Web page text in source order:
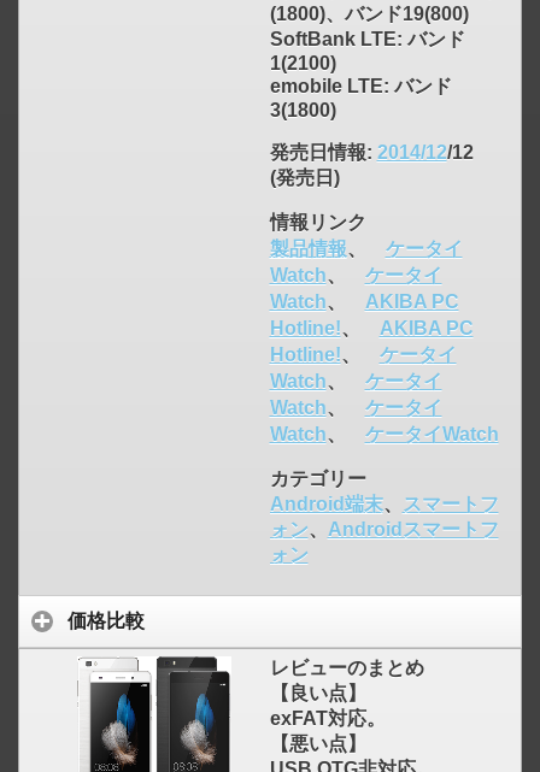
(1800)、バンド19(800)
SoftBank LTE: バンド
1(2100)
emobile LTE: バンド
3(1800)
発売日情報: 2014/12/12
(発売日)
情報リンク
製品情報、
ケータイ
Watch、
ケータイ
Watch、
AKIBA PC
Hotline!、
AKIBA PC
Hotline!、
ケータイ
Watch、
ケータイ
Watch、
ケータイ
Watch、 ケータイWatch
カテゴリー
Android端末、
スマートフ
ォン、 Androidスマートフ
ォン
価格比較
レビューのまとめ
【良い点】
exFAT対応。
【悪い点】
click to expand contents